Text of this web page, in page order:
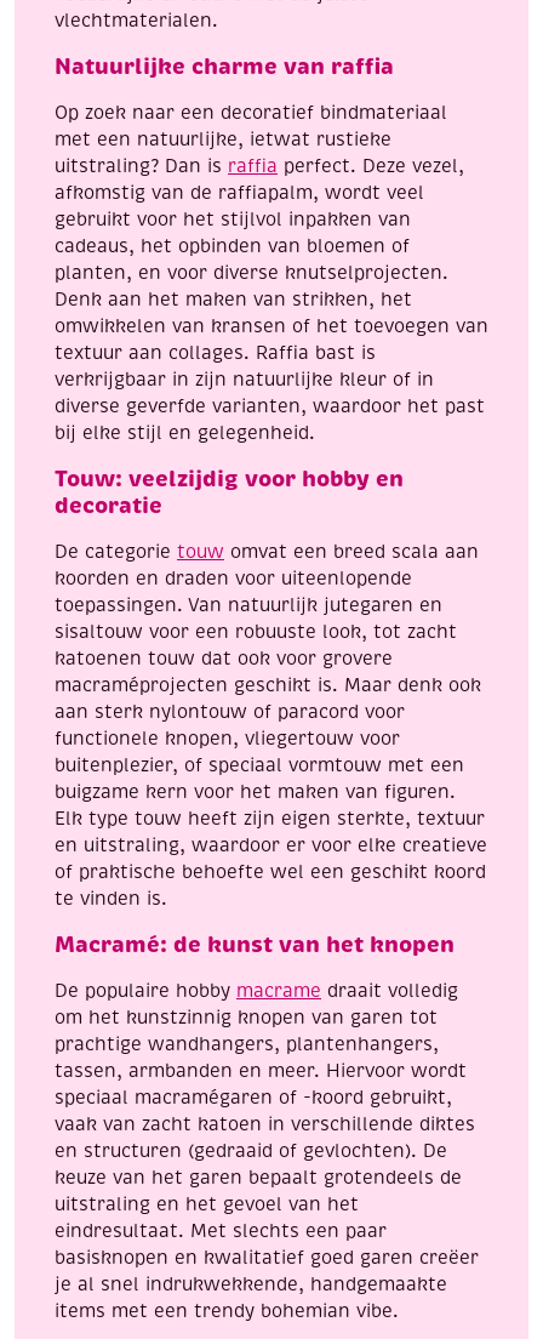
vlechtmaterialen.
Natuurlijke charme van raffia
Op zoek naar een decoratief bindmateriaal
met een natuurlijke, ietwat rustieke
uitstraling? Dan is raffia perfect. Deze vezel,
afkomstig van de raffiapalm, wordt veel
gebruikt voor het stijlvol inpakken van
cadeaus, het opbinden van bloemen of
planten, en voor diverse knutselprojecten.
Denk aan het maken van strikken, het
omwikkelen van kransen of het toevoegen van
textuur aan collages. Raffia bast is
verkrijgbaar in zijn natuurlijke kleur of in
diverse geverfde varianten, waardoor het past
bij elke stijl en gelegenheid.
Touw: veelzijdig voor hobby en
decoratie
De categorie touw omvat een breed scala aan
koorden en draden voor uiteenlopende
toepassingen. Van natuurlijk jutegaren en
sisaltouw voor een robuuste look, tot zacht
katoenen touw dat ook voor grovere
macraméprojecten geschikt is. Maar denk ook
aan sterk nylontouw of paracord voor
functionele knopen, vliegertouw voor
buitenplezier, of speciaal vormtouw met een
buigzame kern voor het maken van figuren.
Elk type touw heeft zijn eigen sterkte, textuur
en uitstraling, waardoor er voor elke creatieve
of praktische behoefte wel een geschikt koord
te vinden is.
Macramé: de kunst van het knopen
De populaire hobby macrame draait volledig
om het kunstzinnig knopen van garen tot
prachtige wandhangers, plantenhangers,
tassen, armbanden en meer. Hiervoor wordt
speciaal macramégaren of -koord gebruikt,
vaak van zacht katoen in verschillende diktes
en structuren (gedraaid of gevlochten). De
keuze van het garen bepaalt grotendeels de
uitstraling en het gevoel van het
eindresultaat. Met slechts een paar
basisknopen en kwalitatief goed garen creëer
je al snel indrukwekkende, handgemaakte
items met een trendy bohemian vibe.